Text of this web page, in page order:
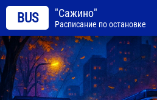
BUS "Сажино"
Расписание по остановке